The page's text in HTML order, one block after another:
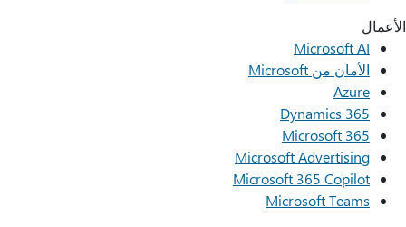
الأعمال
Microsoft AI
الأمان من Microsoft
Azure
Dynamics 365
Microsoft 365
Microsoft Advertising
Microsoft 365 Copilot
Microsoft Teams